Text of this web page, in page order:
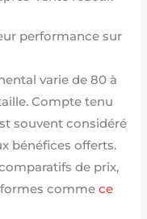
performance sur
varie de 80 à
Compte tenu
souvent considéré
bénéfices offerts.
de prix,
commece